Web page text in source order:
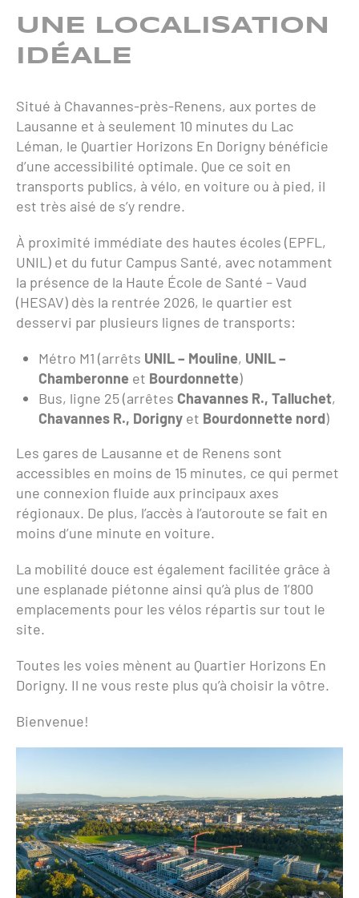
UNE LOCALISATION
IDÉALE
Situé à Chavannes-près-Renens, aux portes de
Lausanne et à seulement 10 minutes du Lac
Léman, le Quartier Horizons En Dorigny bénéficie
d’une accessibilité optimale. Que ce soit en
transports publics, à vélo, en voiture ou à pied, il
est très aisé de s’y rendre.
À proximité immédiate des hautes écoles (EPFL,
UNIL) et du futur Campus Santé, avec notamment
la présence de la Haute École de Santé – Vaud
(HESAV) dès la rentrée 2026, le quartier est
desservi par plusieurs lignes de transports:
Métro M1 (arrêts UNIL – Mouline, UNIL –
Chamberonne et Bourdonnette)
Bus, ligne 25 (arrêtes Chavannes R., Talluchet,
Chavannes R., Dorigny et Bourdonnette nord)
Les gares de Lausanne et de Renens sont
accessibles en moins de 15 minutes, ce qui permet
une connexion fluide aux principaux axes
régionaux. De plus, l’accès à l’autoroute se fait en
moins d’une minute en voiture.
La mobilité douce est également facilitée grâce à
une esplanade piétonne ainsi qu’à plus de 1’800
emplacements pour les vélos répartis sur tout le
site.
Toutes les voies mènent au Quartier Horizons En
Dorigny. Il ne vous reste plus qu’à choisir la vôtre.
Bienvenue!